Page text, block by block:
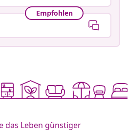
Empfohlen
das Leben günstiger